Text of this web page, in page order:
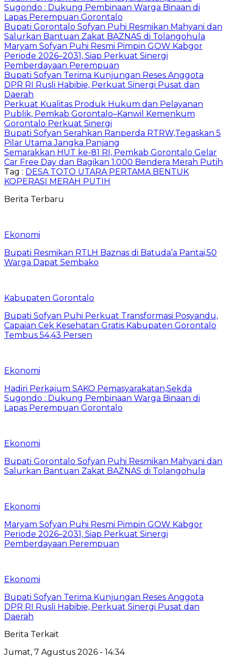
Sugondo : Dukung Pembinaan Warga Binaan di
Lapas Perempuan Gorontalo
Bupati Gorontalo Sofyan Puhi Resmikan Mahyani dan
Salurkan Bantuan Zakat BAZNAS di Tolangohula
Maryam Sofyan Puhi Resmi Pimpin GOW Kabgor
Periode 2026–2031, Siap Perkuat Sinergi
Pemberdayaan Perempuan
Bupati Sofyan Terima Kunjungan Reses Anggota
DPR RI Rusli Habibie, Perkuat Sinergi Pusat dan
Daerah
Perkuat Kualitas Produk Hukum dan Pelayanan
Publik, Pemkab Gorontalo–Kanwil Kemenkum
Gorontalo Perkuat Sinergi
Bupati Sofyan Serahkan Ranperda RTRW,Tegaskan 5
Pilar Utama Jangka Panjang
Semarakkan HUT ke-81 RI, Pemkab Gorontalo Gelar
Car Free Day dan Bagikan 1.000 Bendera Merah Putih
Tag : DESA TOTO UTARA PERTAMA BENTUK
KOPERASI MERAH PUTIH
Berita Terbaru
Ekonomi
Bupati Resmikan RTLH Baznas di Batuda’a Pantai,50
Warga Dapat Sembako
Kabupaten Gorontalo
Bupati Sofyan Puhi Perkuat Transformasi Posyandu,
Capaian Cek Kesehatan Gratis Kabupaten Gorontalo
Tembus 54,43 Persen
Ekonomi
Hadiri Perkajum SAKO Pemasyarakatan,Sekda
Sugondo : Dukung Pembinaan Warga Binaan di
Lapas Perempuan Gorontalo
Ekonomi
Bupati Gorontalo Sofyan Puhi Resmikan Mahyani dan
Salurkan Bantuan Zakat BAZNAS di Tolangohula
Ekonomi
Maryam Sofyan Puhi Resmi Pimpin GOW Kabgor
Periode 2026–2031, Siap Perkuat Sinergi
Pemberdayaan Perempuan
Ekonomi
Bupati Sofyan Terima Kunjungan Reses Anggota
DPR RI Rusli Habibie, Perkuat Sinergi Pusat dan
Daerah
Berita Terkait
Jumat, 7 Agustus 2026 - 14:34